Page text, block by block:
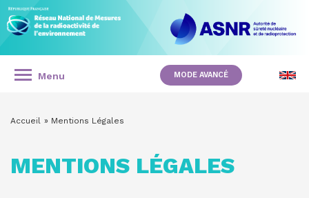
Panneau de gestion des cookies
Aller
au
contenu
RÉSEAU
NATIONAL
DE
Menu MODE AVANCÉ
Accueil Mentions Légales
MENTIONS LÉGALES